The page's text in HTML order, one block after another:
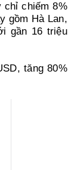
chỉ chiếm 8%
gồm Hà Lan,
gần 16 triệu
tăng 80%